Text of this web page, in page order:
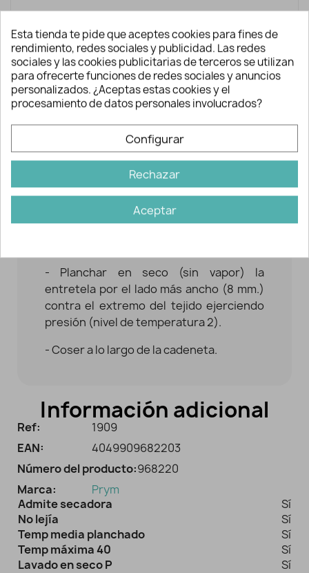
AÑADIR A LA CESTA
Descripción y detalles
- Planchar en seco (sin vapor) la
entretela por el lado más ancho (8 mm.)
contra el extremo del tejido ejerciendo
presión (nivel de temperatura 2).
- Coser a lo largo de la cadeneta.
Información adicional
Ref:
1909
EAN:
4049909682203
Número del producto:968220
Marca:
Prym
Admite secadora
Sí
No lejía
Sí
Temp media planchado
Sí
Temp máxima 40
Sí
Lavado en seco P
Sí
Esta tienda te pide que aceptes cookies para fines de
rendimiento, redes sociales y publicidad. Las redes
sociales y las cookies publicitarias de terceros se utilizan
para ofrecerte funciones de redes sociales y anuncios
personalizados. ¿Aceptas estas cookies y el
procesamiento de datos personales involucrados?
Configurar
Rechazar
Aceptar